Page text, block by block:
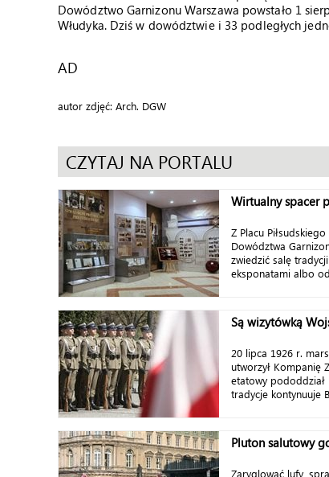
Dowództwo Garnizonu Warszawa powstało 1
Włudyka. Dziś w dowództwie i 33 podległych
AD
autor zdjęć: Arch. DGW
CZYTAJ NA PORTALU
Wirtualny spacer
Z Placu
Dowództwa
zwiedzić salę
eksponatami albo
Są wizytówką
20 lipca 1926 r.
utworzył Kompanię
etatowy pododdział
tradycje kontynuuje
Pluton salutowy
Zaryglować lufy,